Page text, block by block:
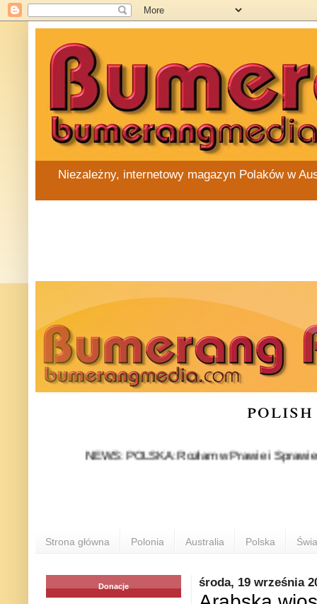
Niezależny, internetowy magazyn Polaków w
NEWS: POLSKA: Rozłam w Prawie i
Strona główna Polonia Australia Polska
środa, 19 września
Donacje